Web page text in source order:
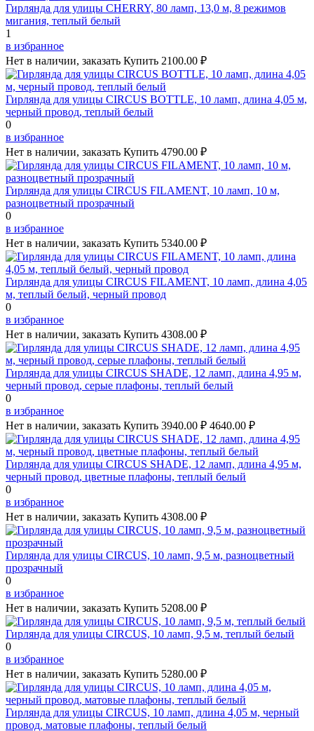
Гирлянда для улицы CHERRY, 80 ламп, 13,0 м, 8 режимов
мигания, теплый белый
1
в избранное
Нет в наличии, заказать Купить 2100.00 ₽
Гирлянда для улицы CIRCUS BOTTLE, 10 ламп, длина 4,05 м,
черный провод, теплый белый
0
в избранное
Нет в наличии, заказать Купить 4790.00 ₽
Гирлянда для улицы CIRCUS FILAMENT, 10 ламп, 10 м,
разноцветный прозрачный
0
в избранное
Нет в наличии, заказать Купить 5340.00 ₽
Гирлянда для улицы CIRCUS FILAMENT, 10 ламп, длина 4,05
м, теплый белый, черный провод
0
в избранное
Нет в наличии, заказать Купить 4308.00 ₽
Гирлянда для улицы CIRCUS SHADE, 12 ламп, длина 4,95 м,
черный провод, серые плафоны, теплый белый
0
в избранное
Нет в наличии, заказать Купить 3940.00 ₽ 4640.00 ₽
Гирлянда для улицы CIRCUS SHADE, 12 ламп, длина 4,95 м,
черный провод, цветные плафоны, теплый белый
0
в избранное
Нет в наличии, заказать Купить 4308.00 ₽
Гирлянда для улицы CIRCUS, 10 ламп, 9,5 м, разноцветный
прозрачный
0
в избранное
Нет в наличии, заказать Купить 5208.00 ₽
Гирлянда для улицы CIRCUS, 10 ламп, 9,5 м, теплый белый
0
в избранное
Нет в наличии, заказать Купить 5280.00 ₽
Гирлянда для улицы CIRCUS, 10 ламп, длина 4,05 м, черный
провод, матовые плафоны, теплый белый